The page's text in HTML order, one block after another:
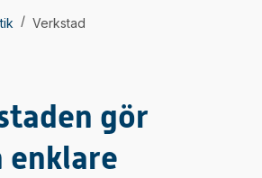
/ Verkstad
gör
enklare